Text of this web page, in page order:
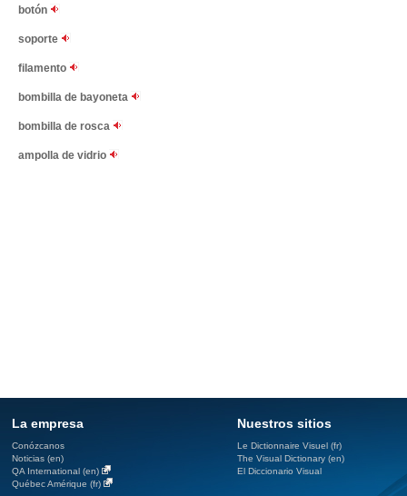
botón
soporte
filamento
bombilla de bayoneta
bombilla de rosca
ampolla de vidrio
La empresa
Conózcanos
Noticias (en)
QA International (en)
Québec Amérique (fr)
Nuestros sitios
Le Dictionnaire Visuel (fr)
The Visual Dictionary (en)
El Diccionario Visual